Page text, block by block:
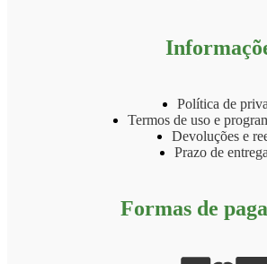
Política de
Termos de uso e
Devoluções e
Prazo de
Formas de